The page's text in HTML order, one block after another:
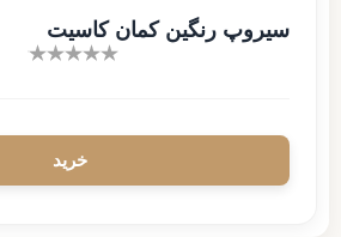
سیروپ رنگین کمان کاسیت